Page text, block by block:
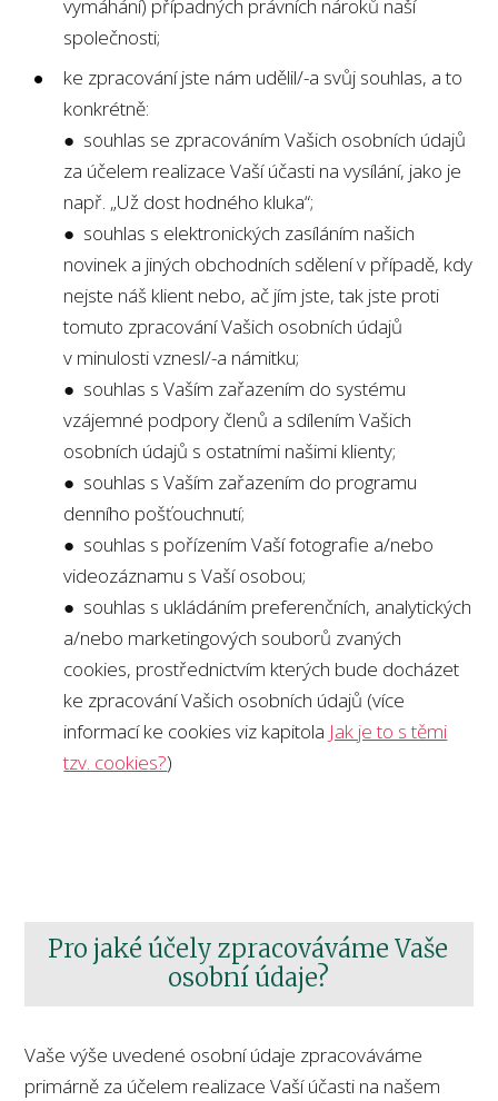
vymáhání) případných právních nároků naší
společnosti;
ke zpracování jste nám udělil/-a svůj souhlas, a to
konkrétně:
● souhlas se zpracováním Vašich osobních údajů
za účelem realizace Vaší účasti na vysílání, jako je
např. „Už dost hodného kluka“;
● souhlas s elektronických zasíláním našich
novinek a jiných obchodních sdělení v případě, kdy
nejste náš klient nebo, ač jím jste, tak jste proti
tomuto zpracování Vašich osobních údajů
v minulosti vznesl/-a námitku;
● souhlas s Vaším zařazením do systému
vzájemné podpory členů a sdílením Vašich
osobních údajů s ostatními našimi klienty;
● souhlas s Vaším zařazením do programu
denního pošťouchnutí;
● souhlas s pořízením Vaší fotografie a/nebo
videozáznamu s Vaší osobou;
● souhlas s ukládáním preferenčních, analytických
a/nebo marketingových souborů zvaných
cookies, prostřednictvím kterých bude docházet
ke zpracování Vašich osobních údajů (více
informací ke cookies viz kapitola Jak je to s těmi
tzv. cookies?)
Pro jaké účely zpracováváme Vaše
osobní údaje?
Vaše výše uvedené osobní údaje zpracováváme
primárně za účelem realizace Vaší účasti na našem